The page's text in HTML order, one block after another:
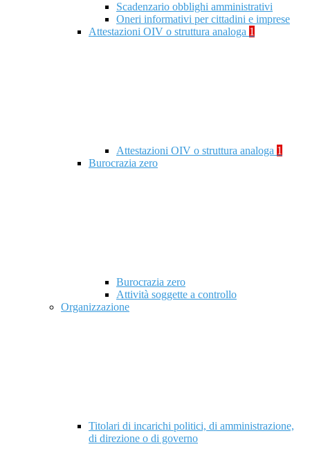
Scadenzario obblighi amministrativi
Oneri informativi per cittadini e imprese
Attestazioni OIV o struttura analoga 1
Attestazioni OIV o struttura analoga 1
Burocrazia zero
Burocrazia zero
Attività soggette a controllo
Organizzazione
Titolari di incarichi politici, di amministrazione,
di direzione o di governo